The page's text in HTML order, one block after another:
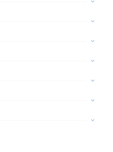
keyboard_arrow_down
keyboard_arrow_down
keyboard_arrow_down
keyboard_arrow_down
keyboard_arrow_down
keyboard_arrow_down
keyboard_arrow_down